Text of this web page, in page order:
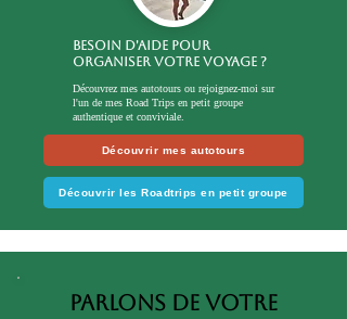
BESOIN D'AIDE POUR
ORGANISER VOTRE VOYAGE ?
Découvrez mes autotours ou rejoignez-moi sur
l'un de mes Road Trips en petit groupe
authentique et conviviale.
Découvrir mes autotours
Découvrir les Roadtrips en petit groupe
Parlons de votre